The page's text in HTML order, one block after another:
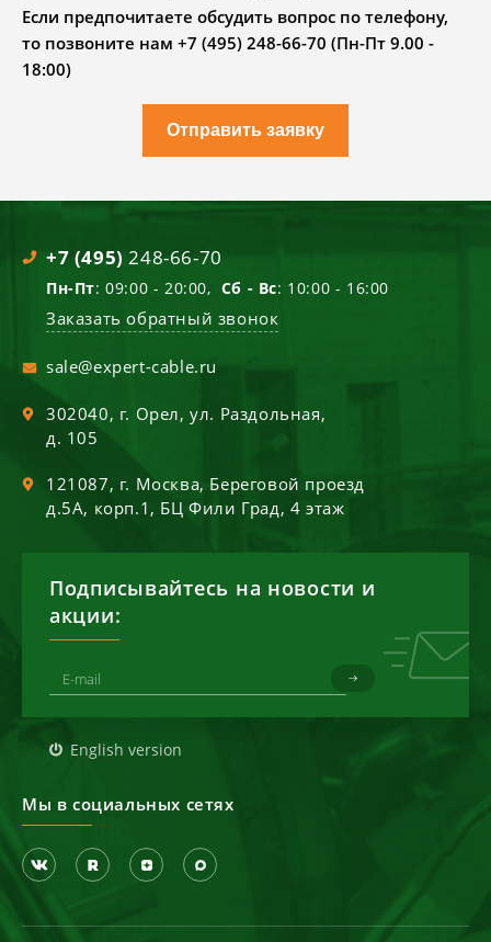
Если предпочитаете обсудить вопрос по телефону,
то позвоните нам +7 (495) 248-66-70 (Пн-Пт 9.00 -
18:00)
Отправить заявку
+7 (495) 248-66-70
Пн-Пт: 09:00 - 20:00, Сб - Вс: 10:00 - 16:00
Заказать обратный звонок
sale@expert-cable.ru
302040, г. Орел,ул. Раздольная,
д. 105
121087, г. Москва, Береговой проезд
д.5А, корп.1, БЦ Фили Град, 4 этаж
Подписывайтесь на новости и
акции:
English version
Мы в социальных сетях